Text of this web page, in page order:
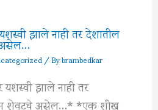
झाले नाही तर देशातील
/ Bybrambedkar
झाले नाही तर